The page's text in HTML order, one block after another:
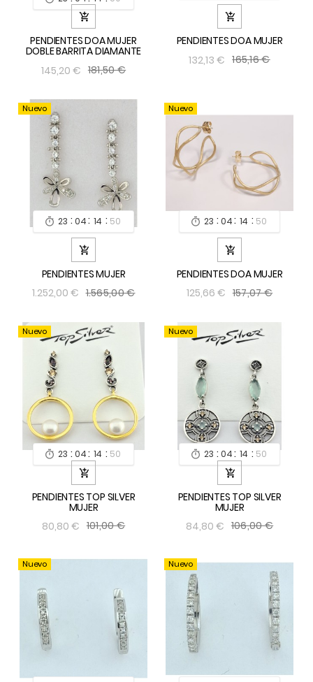

PENDIENTES DOA MUJER
DOBLE BARRITA DIAMANTE
145,20 € 181,50 €

PENDIENTES DOA MUJER
132,13 € 165,16 €
Nuevo
 23 : 04: 14 : 49

PENDIENTES MUJER
1.252,00 € 1.565,00 €
Nuevo
 23 : 04: 14 : 49

PENDIENTES DOA MUJER
125,66 € 157,07 €
Nuevo
 23 : 04: 14 : 49

PENDIENTES TOP SILVER
MUJER
80,80 € 101,00 €
Nuevo
 23 : 04: 14 : 49

PENDIENTES TOP SILVER
MUJER
84,80 € 106,00 €
Nuevo Nuevo